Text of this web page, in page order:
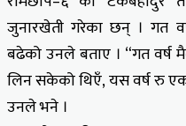
जुनारखेती गरेका छन् । गत
बढेको उनले बताए । “गत वर्ष
लिन सकेको थिएँ, यस वर्ष रु
उनले भने ।